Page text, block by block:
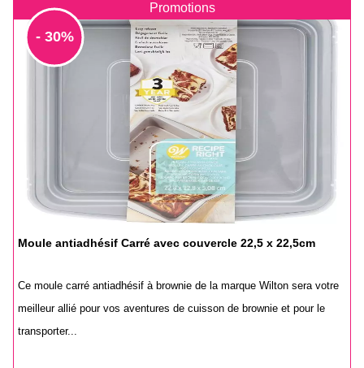
Promotions
- 30%
Moule antiadhésif Carré avec couvercle 22,5 x 22,5cm
Ce moule carré antiadhésif à brownie de la marque Wilton sera votre
meilleur allié pour vos aventures de cuisson de brownie et pour le
transporter...